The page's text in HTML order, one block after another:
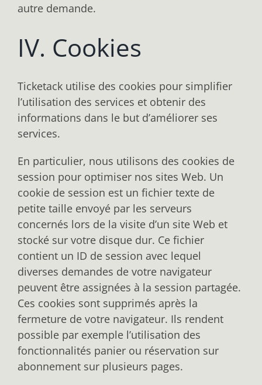
autre demande.
IV. Cookies
Ticketack utilise des cookies pour simplifier
l’utilisation des services et obtenir des
informations dans le but d’améliorer ses
services.
En particulier, nous utilisons des cookies de
session pour optimiser nos sites Web. Un
cookie de session est un fichier texte de
petite taille envoyé par les serveurs
concernés lors de la visite d’un site Web et
stocké sur votre disque dur. Ce fichier
contient un ID de session avec lequel
diverses demandes de votre navigateur
peuvent être assignées à la session partagée.
Ces cookies sont supprimés après la
fermeture de votre navigateur. Ils rendent
possible par exemple l’utilisation des
fonctionnalités panier ou réservation sur
abonnement sur plusieurs pages.